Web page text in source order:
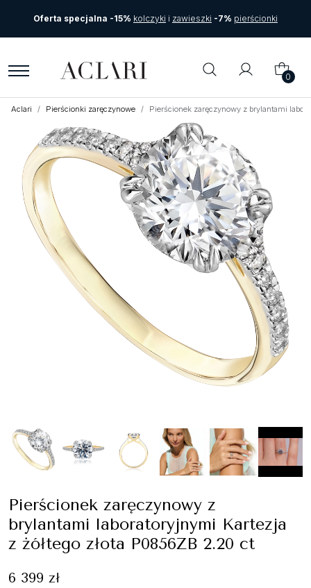
Oferta specjalna -15% kolczyki i zawieszki -7% pierścionki
0
Aclari Pierścionki zaręczynowe Pierścionek zaręczynowy z brylantami
Pierścionek zaręczynowy z
brylantami laboratoryjnymi Kartezja
z żółtego złota P0856ZB 2.20 ct
6 399 zł